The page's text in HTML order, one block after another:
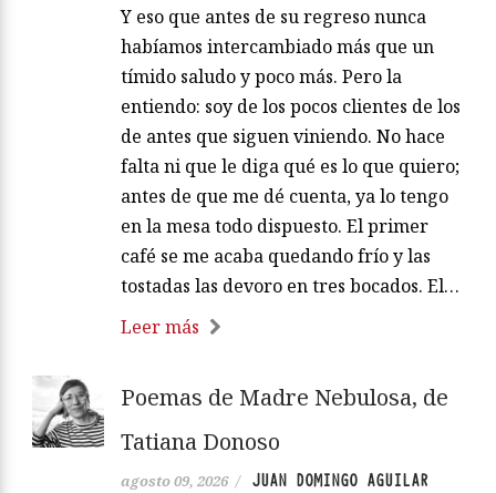
Y eso que antes de su regreso nunca
habíamos intercambiado más que un
tímido saludo y poco más. Pero la
entiendo: soy de los pocos clientes de los
de antes que siguen viniendo. No hace
falta ni que le diga qué es lo que quiero;
antes de que me dé cuenta, ya lo tengo
en la mesa todo dispuesto. El primer
café se me acaba quedando frío y las
tostadas las devoro en tres bocados. El…
Leer más
Poemas de Madre Nebulosa, de
Tatiana Donoso
agosto 09, 2026 / JUAN DOMINGO AGUILAR